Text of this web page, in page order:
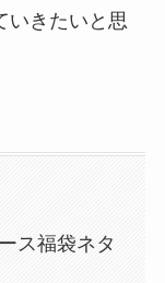
いきたいと思
ス福袋ネタ